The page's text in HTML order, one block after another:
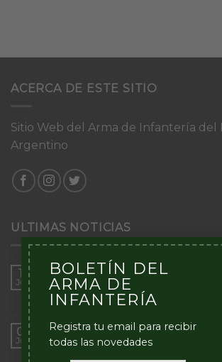
BOLETÍN DEL
ARMA DE
INFANTERÍA
Registra tu email para recibir
todas las novedades
ACERCA DE ESTE SITIO
Sitio Web del Arma de Infantería del
Argentino
ULTIMAS NOTICIAS
16
Jun
Torneo de Patrullas de
“Inmaculada Concepción”
Comentarios desactivados en
de
de
09
Jun
Inicio del Curso de Tácticas y
Aplicativas al Combate en
Comentarios desactivadosen